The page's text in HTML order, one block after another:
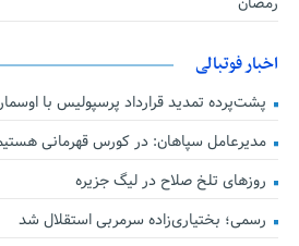
اخبار فوتبالی
پشت‌پرده تمدید قرارداد پرسپولیس با
مدیرعامل سپاهان: در کورس قهرمانی
روزهای تلخ صلاح در لیگ جزیره
رسمی؛ بختیاری‌زاده سرمربی استقلال شد